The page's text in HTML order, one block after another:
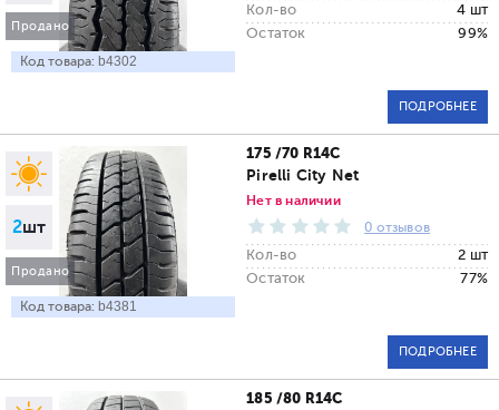
Продано
Код товара: b4302
Кол-во
4 шт
Остаток
99%
ПОДРОБНЕЕ
2шт
Продано
Код товара: b4381
175 /70 R14C
Pirelli City Net
Нет в наличии
0 отзывов
Кол-во
2 шт
Остаток
77%
ПОДРОБНЕЕ
185 /80 R14C